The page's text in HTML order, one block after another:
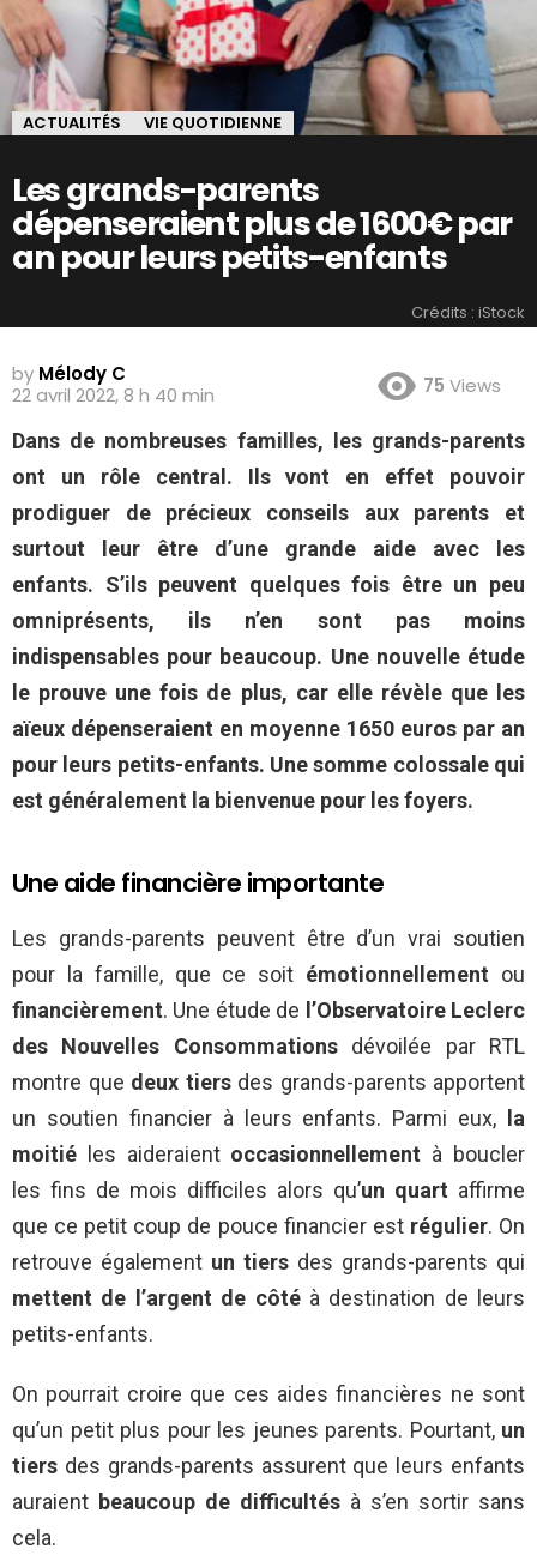
ACTUALITÉS VIE QUOTIDIENNE
Les grands-parents
dépenseraient plus de 1600€ par
an pour leurs petits-enfants
Crédits : iStock
by Mélody C
22 avril 2022, 8 h 40 min
75 Views
Dans de nombreuses familles, les grands-parents
ont un rôle central. Ils vont en effet pouvoir
prodiguer de précieux conseils aux parents et
surtout leur être d’une grande aide avec les
enfants. S’ils peuvent quelques fois être un peu
omniprésents, ils n’en sont pas moins
indispensables pour beaucoup. Une nouvelle étude
le prouve une fois de plus, car elle révèle que les
aïeux dépenseraient en moyenne 1650 euros par an
pour leurs petits-enfants. Une somme colossale qui
est généralement la bienvenue pour les foyers.
Une aide financière importante
Les grands-parents peuvent être d’un vrai soutien
pour la famille, que ce soit émotionnellement ou
financièrement. Une étude de l’Observatoire Leclerc
des Nouvelles Consommationsdévoilée par RTL
montre que deux tiersdes grands-parents apportent
un soutien financier à leurs enfants. Parmi eux, la
moitié les aideraient occasionnellement à boucler
les fins de mois difficiles alors qu’un quart affirme
que ce petit coup de pouce financier est régulier. On
retrouve également un tiers des grands-parents qui
mettent de l’argent de côtéà destination de leurs
petits-enfants.
On pourrait croire que ces aides financières ne sont
qu’un petit plus pour les jeunes parents. Pourtant, un
tiers des grands-parents assurent que leurs enfants
auraient beaucoup de difficultés à s’en sortir sans
cela.